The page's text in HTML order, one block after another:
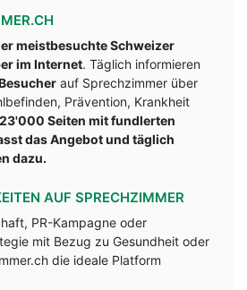
meistbesuchte Schweizer
im Internet. Täglich informieren
auf Sprechzimmer über
Prävention, Krankheit
Seiten mit fundlerten
das Angebot und täglich
dazu.
AUF SPRECHZIMMER
PR-Kampagne oder
mit Bezug zu Gesundheit oder
die ideale Platform